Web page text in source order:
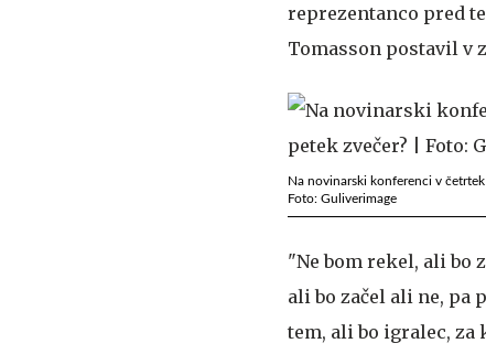
reprezentanco pred
Tomasson postavil v
Na novinarski konferenci v
Foto: Guliverimage
"Ne bom rekel, ali bo
ali bo začel ali ne, pa
tem, ali bo igralec, za